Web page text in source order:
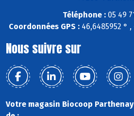
Téléphone : 05 49
Coordonnées GPS :46,6485952 ° ,
Nous suivre sur
Votre magasin Biocoop